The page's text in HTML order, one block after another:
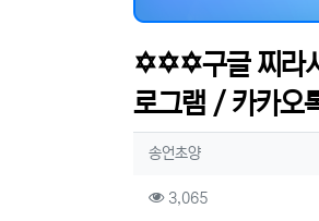
✡️✡️✡️구글 찌라시
로그램 / 카카
작성자 정보
송언초양작성
컨텐츠 정보
3,065조회